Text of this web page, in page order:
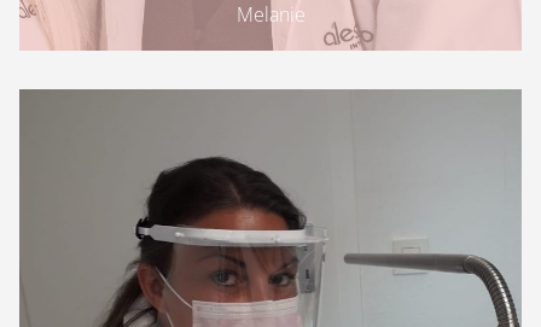
Melanie